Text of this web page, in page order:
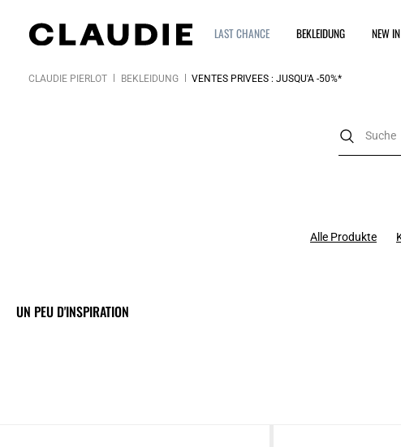
LAST CHANCE BEKLEIDUNG NEW IN
CLAUDIE PIERLOT BEKLEIDUNG VENTES PRIVÉES : JUSQU'À -50%*
Alle Produkte
UN PEU D'INSPIRATION